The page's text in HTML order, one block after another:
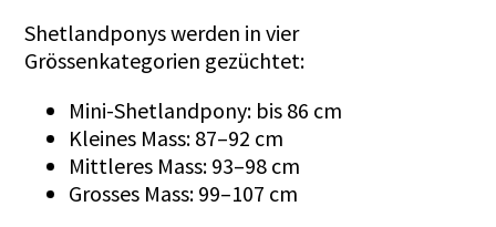
Shetlandponys werden in vier
Grössenkategorien gezüchtet:
Mini-Shetlandpony: bis 86 cm
Kleines Mass: 87–92 cm
Mittleres Mass: 93–98 cm
Grosses Mass: 99–107 cm